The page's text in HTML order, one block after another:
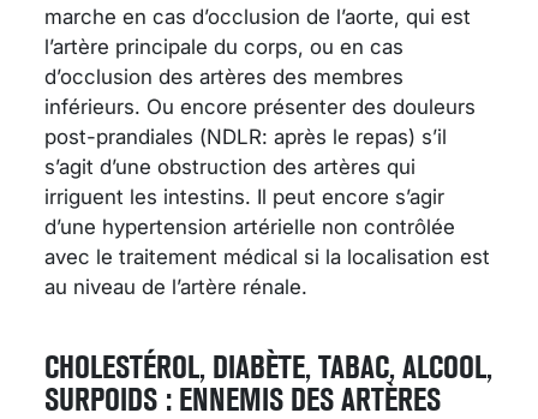
marche en cas d’occlusion de l’aorte, qui est
l’artère principale du corps, ou en cas
d’occlusion des artères des membres
inférieurs. Ou encore présenter des douleurs
post-prandiales (NDLR: après le repas) s’il
s’agit d’une obstruction des artères qui
irriguent les intestins. Il peut encore s’agir
d’une hypertension artérielle non contrôlée
avec le traitement médical si la localisation est
au niveau de l’artère rénale.
CHOLESTÉROL, DIABÈTE, TABAC, ALCOOL,
SURPOIDS : ENNEMIS DES ARTÈRES